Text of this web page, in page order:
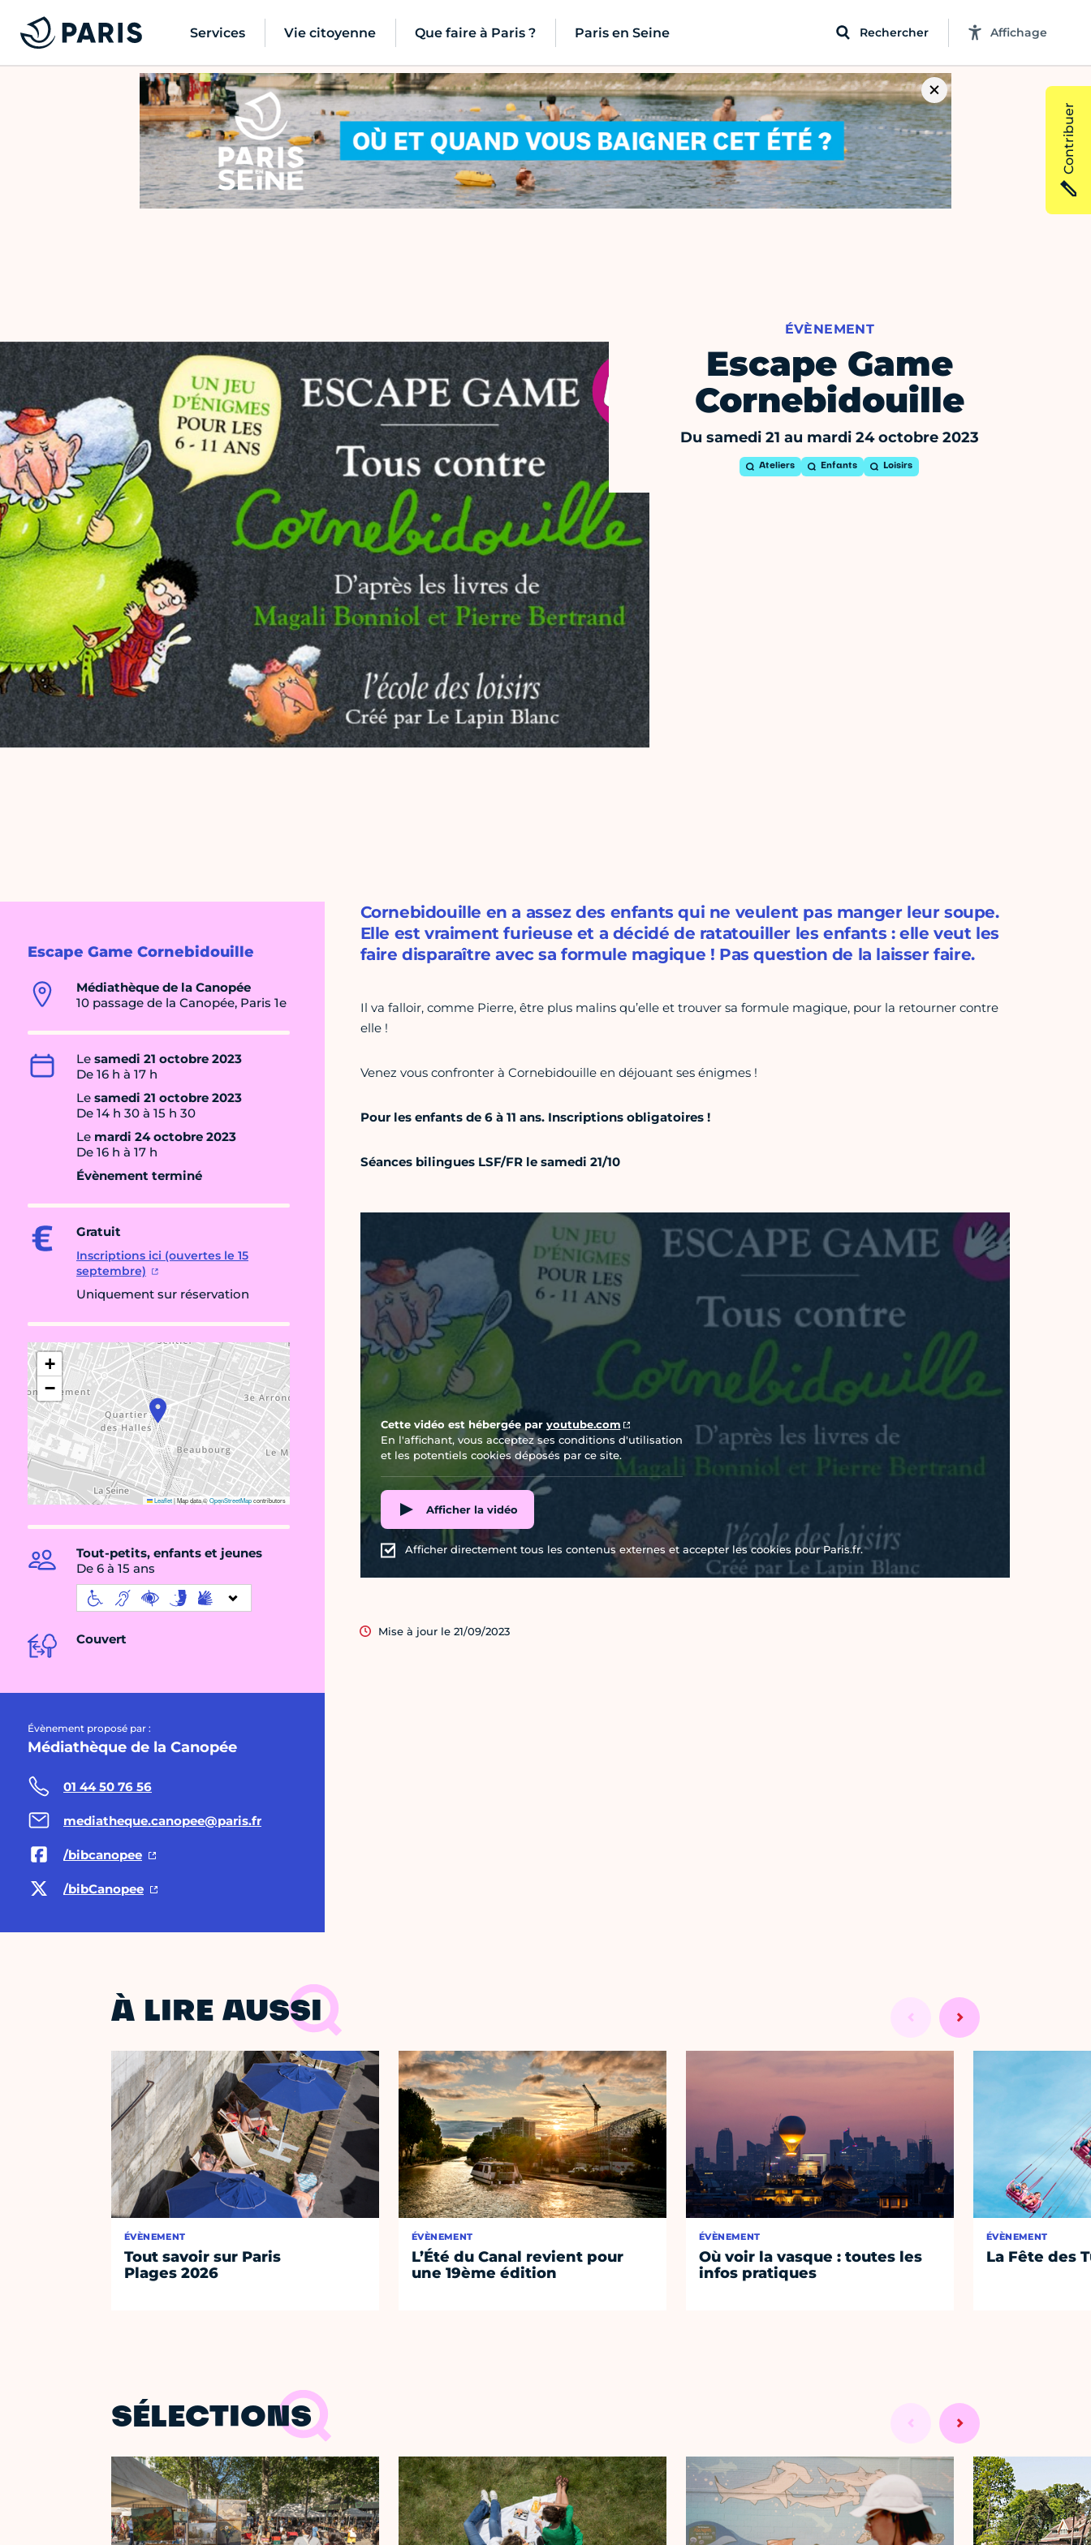
Services Vie citoyenne Que faire à Paris ? Paris en Seine Rechercher Affichage
ÉVÈNEMENT
Escape Game
Cornebidouille
Du samedi 21 au mardi 24 octobre 2023
Ateliers Enfants Loisirs
Escape Game Cornebidouille
Médiathèque de la Canopée
10 passage de la Canopée, Paris 1e
Le samedi 21 octobre 2023
De 16 h à 17 h
Le samedi 21 octobre 2023
De 14 h 30 à 15 h 30
Le mardi 24 octobre 2023
De 16 h à 17 h
Évènement terminé
Gratuit
Inscriptions ici (ouvertes le 15
septembre)
Uniquement sur réservation
+
−
Leaflet|Map data ©OpenStreetMapcontributors
Tout-petits, enfants et jeunes
De 6 à 15 ans
Couvert
Évènement proposé par :
Médiathèque de la Canopée
01 44 50 76 56
mediatheque.canopee@paris.fr
/bibcanopee
/bibCanopee
Cornebidouille en a assez des enfants qui ne veulent pas manger leur soupe.
Elle est vraiment furieuse et a décidé de ratatouiller les enfants : elle veut les
faire disparaître avec sa formule magique ! Pas question de la laisser faire.
Il va falloir, comme Pierre, être plus malins qu’elle et trouver sa formule magique, pour la retourner contre
elle !
Venez vous confronter à Cornebidouille en déjouant ses énigmes !
Pour les enfants de 6 à 11 ans. Inscriptions obligatoires !
Séances bilingues LSF/FR le samedi 21/10
Cette vidéo est hébergée par youtube.com
En l'affichant, vous acceptez ses conditions d'utilisation
et les potentiels cookies déposés par ce site.
Afficher la vidéo
Afficher directement tous les contenus externes et accepter les cookies pour Paris.fr.
Mise à jour le 21/09/2023
À LIRE AUSSI
ÉVÈNEMENT
Tout savoir sur Paris
Plages 2026
ÉVÈNEMENT
L’Été du Canal revient pour
une 19ème édition
ÉVÈNEMENT
Où voir la vasque : toutes les
infos pratiques
ÉVÈNEMENT
La Fête des
SÉLECTIONS
Contribuer